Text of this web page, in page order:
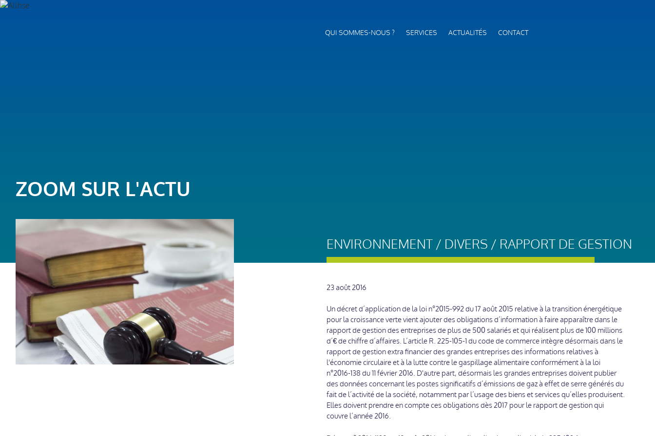
QUI SOMMES-NOUS ? SERVICES ACTUALITÉS CONTACT
ENVIRONNEMENT / DIVERS / RAPPORT DE GESTION
ZOOM SUR L'ACTU
23 août 2016
Un décret d’application de la loi n°2015-992 du 17 août 2015 relative à la transition énergétique
pour la croissance verte vient ajouter des obligations d’information à faire apparaître dans le
rapport de gestion des entreprises de plus de 500 salariés et qui réalisent plus de 100 millions
d’€ de chiffre d’affaires. L’article R. 225-105-1 du code de commerce intègre désormais dans le
rapport de gestion extra financier des grandes entreprises des informations relatives à
l'économie circulaire et à la lutte contre le gaspillage alimentaire conformément à la loi
n°2016-138 du 11 février 2016. D'autre part, désormais les grandes entreprises doivent publier
des données concernant les postes significatifs d’émissions de gaz à effet de serre générés du
fait de l’activité de la société, notamment par l’usage des biens et services qu’elles produisent.
Elles doivent prendre en compte ces obligations dès 2017 pour le rapport de gestion qui
couvre l’année 2016.